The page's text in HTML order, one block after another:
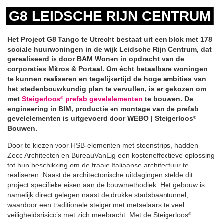
G8 LEIDSCHE RIJN CENTRUM
Het Project G8 Tango te Utrecht bestaat uit een blok met 178
sociale huurwoningen in de wijk Leidsche Rijn Centrum, dat
gerealiseerd is door BAM Wonen in opdracht van de
corporaties Mitros & Portaal. Om écht betaalbare woningen
te kunnen realiseren en tegelijkertijd de hoge ambities van
het stedenbouwkundig plan te vervullen, is er gekozen om
met Steigerloos® prefab gevelelementen te bouwen. De
engineering in BIM, productie en montage van de prefab
gevelelementen is uitgevoerd door WEBO | Steigerloos®
Bouwen.
Door te kiezen voor HSB-elementen met steenstrips, hadden
Zecc Architecten en BureauVanEig een kosteneffectieve oplossing
tot hun beschikking om de fraaie Italiaanse architectuur te
realiseren. Naast de architectonische uitdagingen stelde dit
project specifieke eisen aan de bouwmethodiek. Het gebouw is
namelijk direct gelegen naast de drukke stadsbaantunnel,
waardoor een traditionele steiger met metselaars te veel
veiligheidsrisico’s met zich meebracht. Met de Steigerloos®